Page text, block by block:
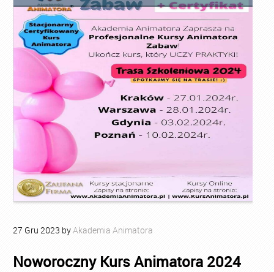
27 Gru 2023 byAkademia Animatora
Noworoczny Kurs Animatora 2024